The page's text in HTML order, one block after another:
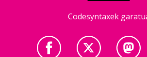
Codesyntaxek